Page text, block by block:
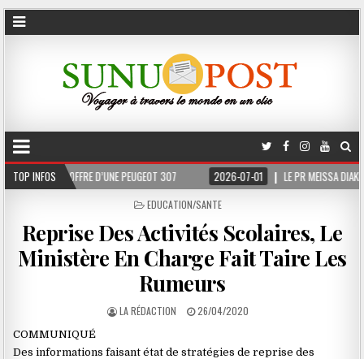
TOP INFOS
PEUGEOT 307 2026-07-01 LE PR MEISSA DIAKHATÉ NOMMÉ
POSTED
EDUCATION/SANTE
Reprise Des Activités Scolaires, Le
Ministère En Charge Fait Taire Les
Rumeurs
LA RÉDACTION 26/04/2020
COMMUNIQUÉ
Des informations faisant état de stratégies de reprise des